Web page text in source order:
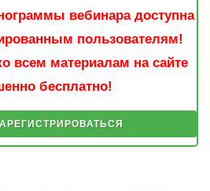
вебинара доступна
пользователям!
всем материалам на сайте
бесплатно!